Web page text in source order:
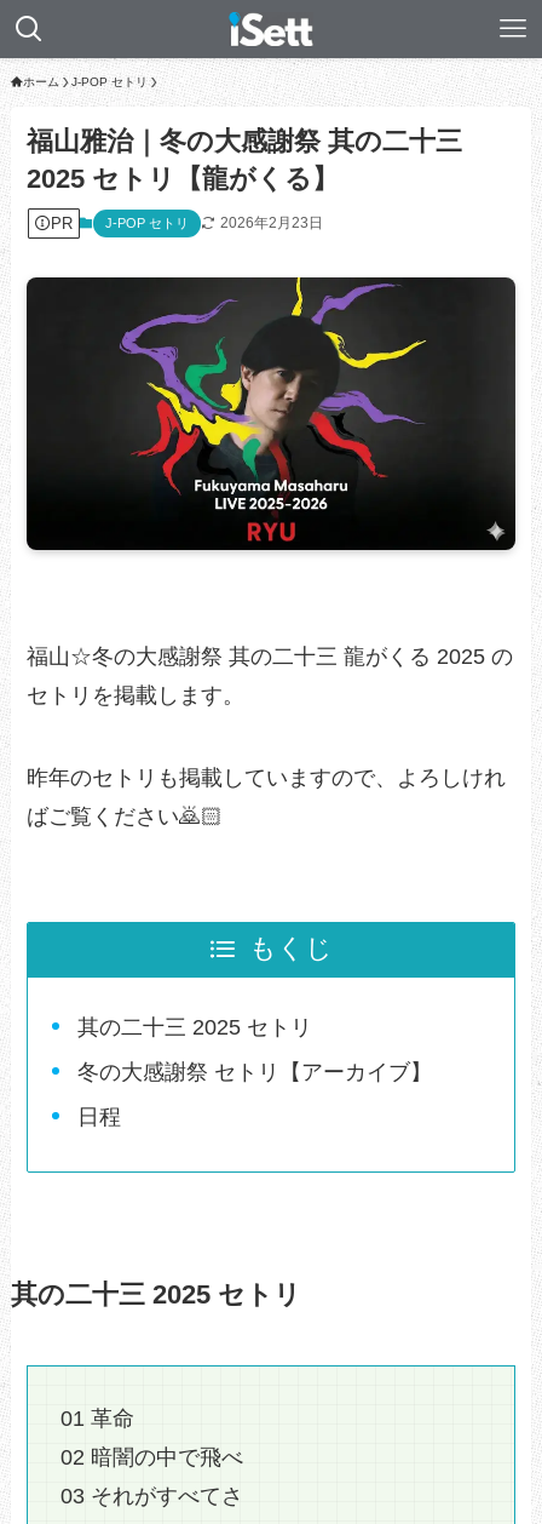
ホーム J-POP セトリ
福山雅治｜冬の大感謝祭 其の二十三
2025 セトリ【龍がくる】
PR J-POP セトリ 2026年2月23日
福山☆冬の大感謝祭 其の二十三 龍がくる 2025 の
セトリを掲載します。
昨年のセトリも掲載していますので、よろしけれ
ばご覧ください🙇🏻
もくじ
其の二十三 2025 セトリ
冬の大感謝祭 セトリ【アーカイブ】
日程
其の二十三 2025 セトリ
01 革命
02 暗闇の中で飛べ
03 それがすべてさ